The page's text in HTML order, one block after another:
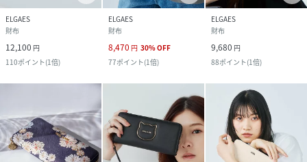
ELGAES
財布
12,100 円
110ポイント(1倍)
ELGAES
財布
8,470 円 30%OFF
77ポイント(1倍)
ELGAES
財布
9,680 円
88ポイント(1倍)